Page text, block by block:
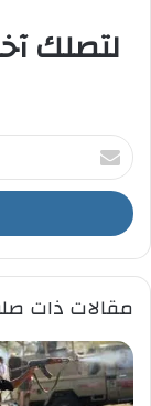
لتصلك
أ
د
خ
ل
ر
د
ا
ل
إ
مقالات ذات